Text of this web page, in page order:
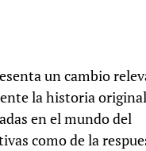
un cambio
la historia
en el mundo del
como de la